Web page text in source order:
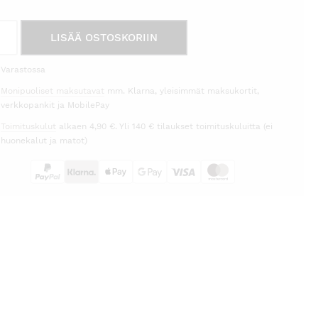
LISÄÄ OSTOSKORIIN
Varastossa
Monipuoliset maksutavat mm. Klarna, yleisimmät maksukortit,
verkkopankit ja MobilePay
Toimituskulut alkaen 4,90 €. Yli 140 € tilaukset toimituskuluitta (ei
huonekalut ja matot)